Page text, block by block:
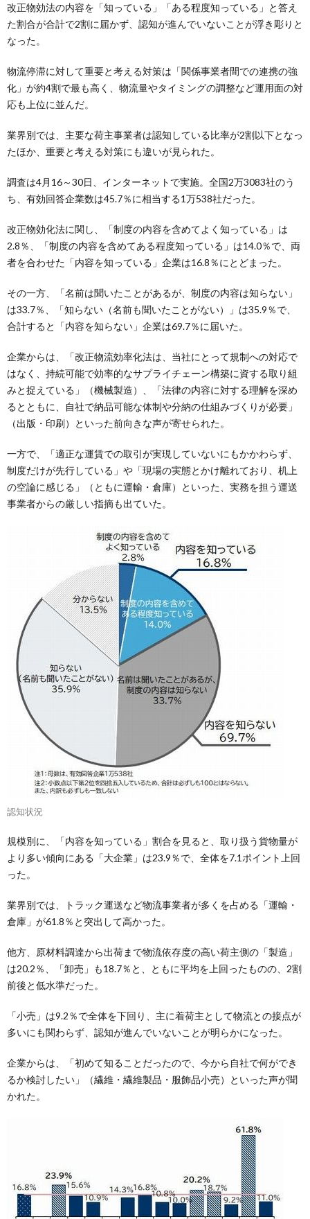
改正物効法の内容を「知っている」「ある程度知っている」と答え
た割合が合計で2割に届かず、認知が進んでいないことが浮き彫りと
なった。
物流停滞に対して重要と考える対策は「関係事業者間での連携の強
化」が約4割で最も高く、物流量やタイミングの調整など運用面の対
応も上位に並んだ。
業界別では、主要な荷主事業者は認知している比率が2割以下となっ
たほか、重要と考える対策にも違いが見られた。
調査は4月16～30日、インターネットで実施。全国2万3083社のう
ち、有効回答企業数は45.7％に相当する1万538社だった。
改正物効化法に関し、「制度の内容を含めてよく知っている」は
2.8％、「制度の内容を含めてある程度知っている」は14.0％で、両
者を合わせた「内容を知っている」企業は16.8％にとどまった。
その一方、「名前は聞いたことがあるが、制度の内容は知らない」
は33.7％、「知らない（名前も聞いたことがない）」は35.9％で、
合計すると「内容を知らない」企業は69.7％に届いた。
企業からは、「改正物流効率化法は、当社にとって規制への対応で
はなく、持続可能で効率的なサプライチェーン構築に資する取り組
みと捉えている」（機械製造）、「法律の内容に対する理解を深め
るとともに、自社で納品可能な体制や分納の仕組みづくりが必要」
（出版・印刷）といった前向きな声が寄せられた。
一方で、「適正な運賃での取引が実現していないにもかかわらず、
制度だけが先行している」や「現場の実態とかけ離れており、机上
の空論に感じる」（ともに運輸・倉庫）といった、実務を担う運送
事業者からの厳しい指摘も出ていた。
認知状況
規模別に、「内容を知っている」割合を見ると、取り扱う貨物量が
より多い傾向にある「大企業」は23.9％で、全体を7.1ポイント上回
った。
業界別では、トラック運送など物流事業者が多くを占める「運輸・
倉庫」が61.8％と突出して高かった。
他方、原材料調達から出荷まで物流依存度の高い荷主側の「製造」
は20.2％、「卸売」も18.7％と、ともに平均を上回ったものの、2割
前後と低水準だった。
「小売」は9.2％で全体を下回り、主に着荷主として物流との接点が
多いにも関わらず、認知が進んでいないことが明らかになった。
企業からは、「初めて知ることだったので、今から自社で何ができ
るか検討したい」（繊維・繊維製品・服飾品小売）といった声が聞
かれた。